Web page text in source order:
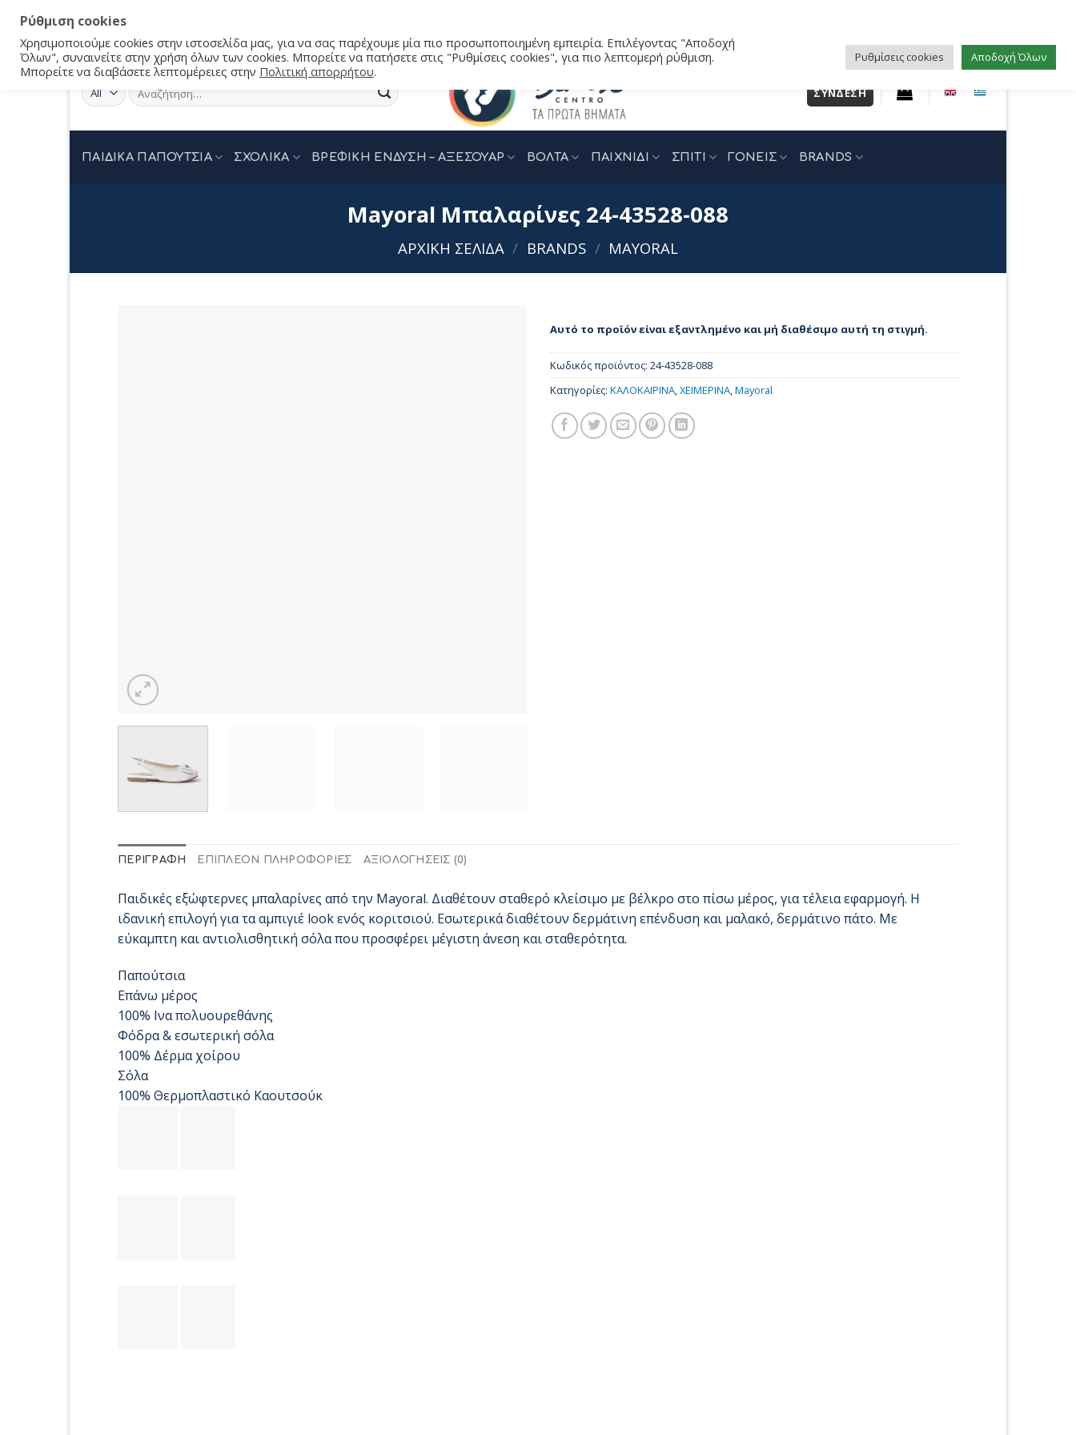
Αναζήτηση
για:
ΣΎΝΔΕΣΗ
ΠΑΙΔΙΚΑ ΠΑΠΟΥΤΣΙΑ ΣΧΟΛΙΚΑ ΒΡΕΦΙΚΗ ΕΝΔΥΣΗ – ΑΞΕΣΟΥΑΡ ΒΟΛΤΑ ΠΑΙΧΝΙΔΙ ΣΠΙΤΙ ΓΟΝΕΙΣ BRANDS
Mayoral Μπαλαρίνες 24-43528-088
ΑΡΧΙΚΉ ΣΕΛΊΔΑ / BRANDS / MAYORAL
Αυτό το προϊόν είναι εξαντλημένο και μή διαθέσιμο αυτή τη στιγμή.
Κωδικός προϊόντος: 24-43528-088
Κατηγορίες: ΚΑΛΟΚΑΙΡΙΝΑ,ΧΕΙΜΕΡΙΝΑ,Mayoral
ΠΕΡΙΓΡΑΦΉ ΕΠΙΠΛΈΟΝ ΠΛΗΡΟΦΟΡΊΕΣ ΑΞΙΟΛΟΓΉΣΕΙΣ (0)
Παιδικές εξώφτερνες μπαλαρίνες από την Mayoral. Διαθέτουν σταθερό κλείσιμο με βέλκρο στο πίσω μέρος, για τέλεια εφαρμογή. Η
ιδανική επιλογή για τα αμπιγιέ look ενός κοριτσιού. Εσωτερικά διαθέτουν δερμάτινη επένδυση και μαλακό, δερμάτινο πάτο. Με
εύκαμπτη και αντιολισθητική σόλα που προσφέρει μέγιστη άνεση και σταθερότητα.
Παπούτσια
Επάνω μέρος
100% Ινα πολυουρεθάνης
Φόδρα & εσωτερική σόλα
100% Δέρμα χοίρου
Σόλα
100% Θερμοπλαστικό Καουτσούκ
Ρύθμιση cookies
Χρησιμοποιούμε cookies στην ιστοσελίδα μας, για να σας παρέχουμε μία πιο προσωποποιημένη εμπειρία. Επιλέγοντας "Αποδοχή
Όλων", συναινείτε στην χρήση όλων των cookies. Μπορείτε να πατήσετε στις "Ρυθμίσεις cookies", για πιο λεπτομερή ρύθμιση.
Μπορείτε να διαβάσετε λεπτομέρειες στην Πολιτική απορρήτου.
Ρυθμίσεις cookies Αποδοχή Όλων